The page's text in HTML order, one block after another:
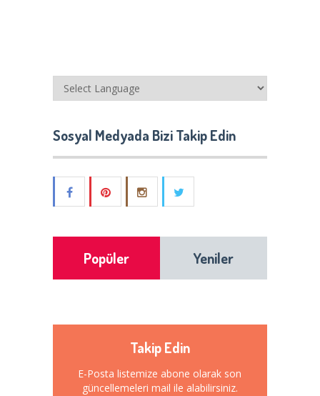
Sosyal Medyada Bizi Takip Edin
Popüler Yeniler
Takip Edin
E-Posta listemize abone olarak son
güncellemeleri mail ile alabilirsiniz.